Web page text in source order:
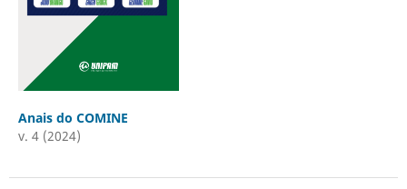
Anais do COMINE
v. 4 (2024)